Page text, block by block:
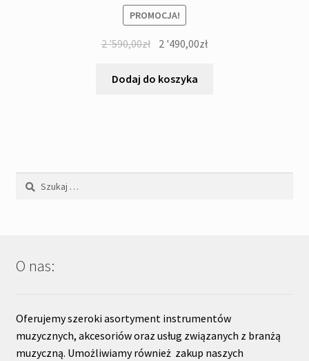
PROMOCJA!
2 '590,00zł Pierwotna
wynosiła:
2 '490,00złAktualna
Dodaj do koszyka
Szukaj:
O nas:
Oferujemy szeroki asortyment instrumentów
muzycznych, akcesoriów oraz usług związanych z branżą
muzyczną. Umożliwiamy również zakup naszych